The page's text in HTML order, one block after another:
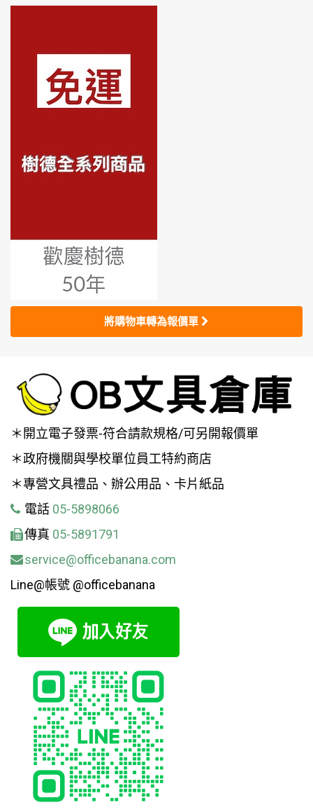
將購物車轉為報價單
＊開立電子發票-符合請款規格/可另開報價單
＊政府機關與學校單位員工特約商店
＊專營文具禮品、辦公用品、卡片紙品
電話 05-5898066
傳真 05-5891791
service@officebanana.com
Line@帳號 @officebanana